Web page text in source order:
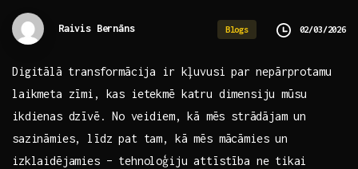
Raivis Bernāns Blogs 02/03/2026
Digitālā ⁤transformācija ir kļuvusi ⁢par nepārprotamu
laikmeta zīmi, kas ietekmē‍ katru dimensiju mūsu
ikdienas dzīvē.⁣ No ⁣veidiem, kā mēs strādājam un ​
sazināmies,​ līdz pat tam, kā ‍mēs mācāmies un‍
izklaidējamies – tehnoloģiju attīstība ne ⁢tikai